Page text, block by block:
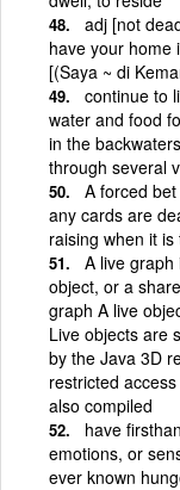
adj [not
have your home
[(Saya ~ di
continue to
water and food
in the
through several
A forced
any cards are
raising when it is
A live
object, or a
graph A live
Live objects are
by the Java 3D
restricted
also compiled
have
emotions, or
ever known